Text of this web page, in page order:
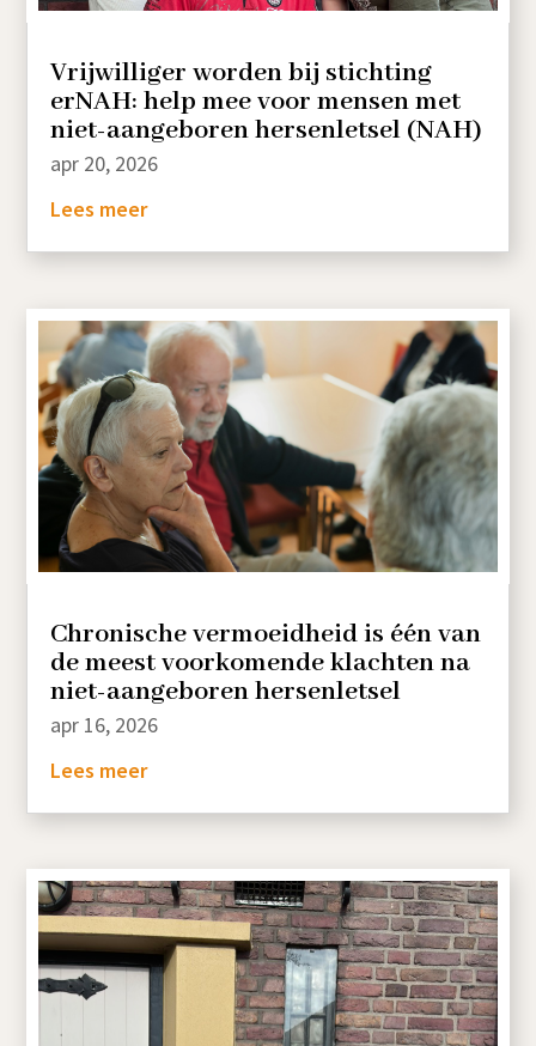
Vrijwilliger worden bij stichting
erNAH: help mee voor mensen met
niet-aangeboren hersenletsel (NAH)
apr 20, 2026
Lees meer
Chronische vermoeidheid is één van
de meest voorkomende klachten na
niet-aangeboren hersenletsel
apr 16, 2026
Lees meer